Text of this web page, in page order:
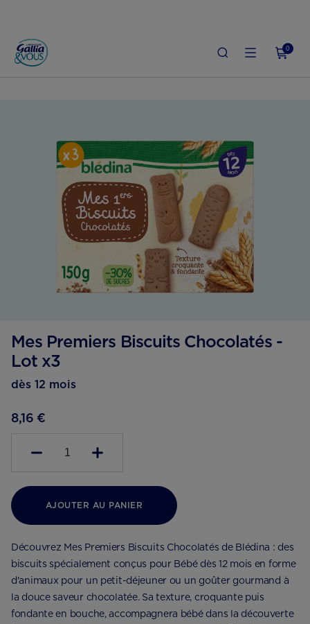
0
ACCUEIL
Mes Premiers Biscuits Chocolatés -
Lot x3
dès 12 mois
8,16 €
1
AJOUTER AU PANIER
Découvrez Mes Premiers Biscuits Chocolatés de Blédina : des
biscuits spécialement conçus pour Bébé dès 12 mois en forme
d'animaux pour un petit-déjeuner ou un goûter gourmand à
la douce saveur chocolatée. Sa texture, croquante puis
fondante en bouche, accompagnera bébé dans la découverte